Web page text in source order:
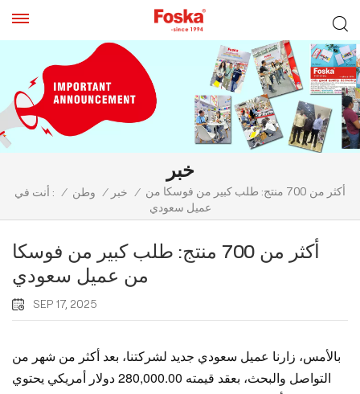
خبر
أنت في : / وطن / خبر / أكثر من 700 منتج: طلب كبير من فوسكا من
عميل سعودي
أكثر من 700 منتج: طلب كبير من فوسكا
من عميل سعودي
SEP 17, 2025
بالأمس، زارنا عميل سعودي جديد لشركتنا، بعد أكثر من شهر من
التواصل والبحث، بعقد قيمته 280,000.00 دولار أمريكي يحتوي